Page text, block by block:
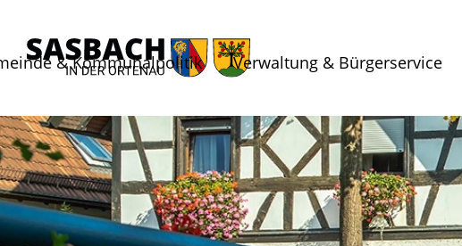
& Kommunalpolitik Verwaltung & Bürgerservice